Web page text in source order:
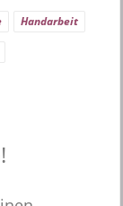
Handarbeit